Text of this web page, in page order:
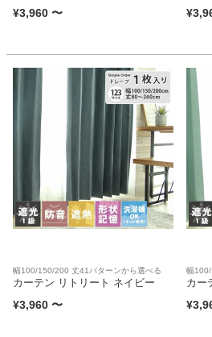
¥3,960 〜 ¥
幅100/150/200 丈41パターンから選べる
カーテン リトリート ネイビー
¥3,960 〜
幅
カー
¥